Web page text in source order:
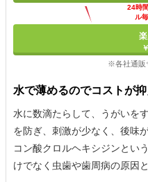
24時
ル
※各社通販
水で薄めるのでコストが
水に数滴たらして、うがいを
を防ぎ、刺激が少なく、後味
コン酸クロルヘキシジンとい
けでなく虫歯や歯周病の原因